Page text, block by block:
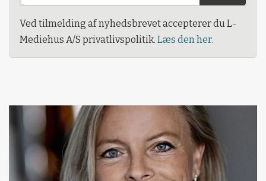
Ved tilmelding af nyhedsbrevet accepterer du L-
Mediehus A/S privatlivspolitik. Læs den her.